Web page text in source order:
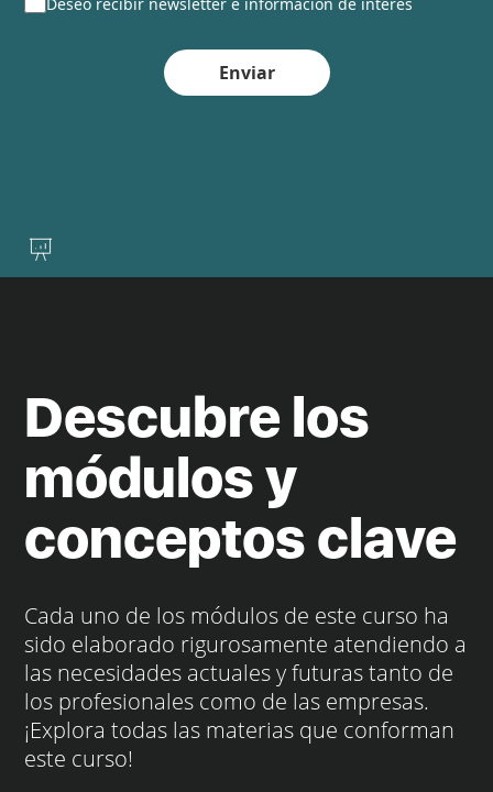
Deseo recibir newsletter e información de interés
Enviar
Descubre los
módulos y
conceptos clave
Cada uno de los módulos de este curso ha
sido elaborado rigurosamente atendiendo a
las necesidades actuales y futuras tanto de
los profesionales como de las empresas.
¡Explora todas las materias que conforman
este curso!